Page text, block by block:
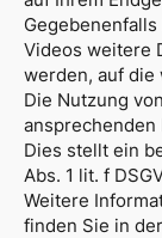
Videos weitere
werden, auf die
Die Nutzung
Dies stellt ein
Abs. 1 lit. f
Weitere
finden Sie in